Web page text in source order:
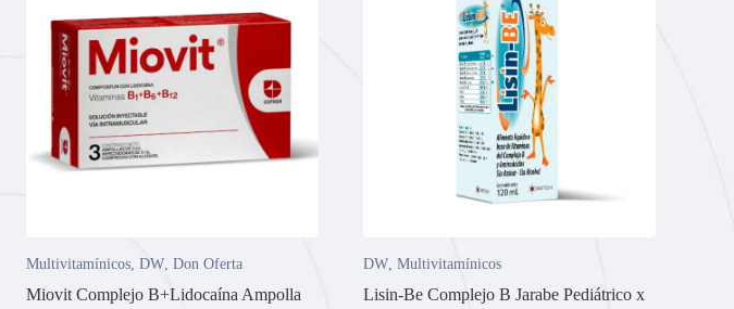
Multivitamínicos DW Don Oferta
Miovit Complejo B+Lidocaína Ampolla
DW Multivitamínicos
Lisin-Be Complejo B Jarabe Pediátrico x